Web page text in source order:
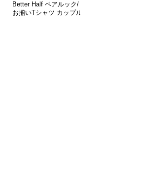
Better Half ペアルック/
お揃いTシャツ カップル